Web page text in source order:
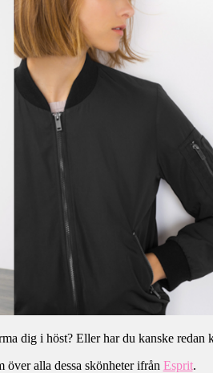
dig i höst? Eller har du kanske redan
alla dessa skönheter ifrån Esprit.